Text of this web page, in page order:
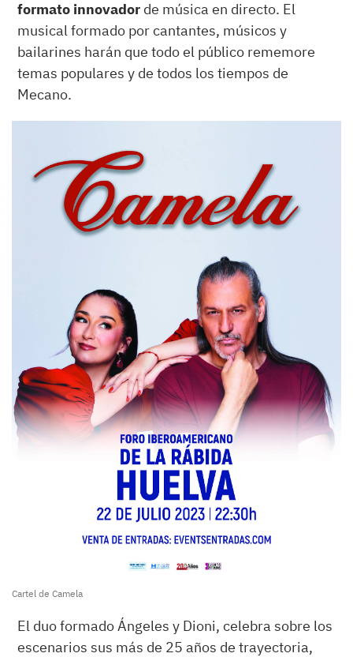
formato innovadorde música en directo. El
musical formado por cantantes, músicos y
bailarines harán que todo el público rememore
temas populares y de todos los tiempos de
Mecano.
Cartel de Camela
El duo formado Ángeles y Dioni, celebra sobre los
escenarios sus más de 25 años de trayectoria,